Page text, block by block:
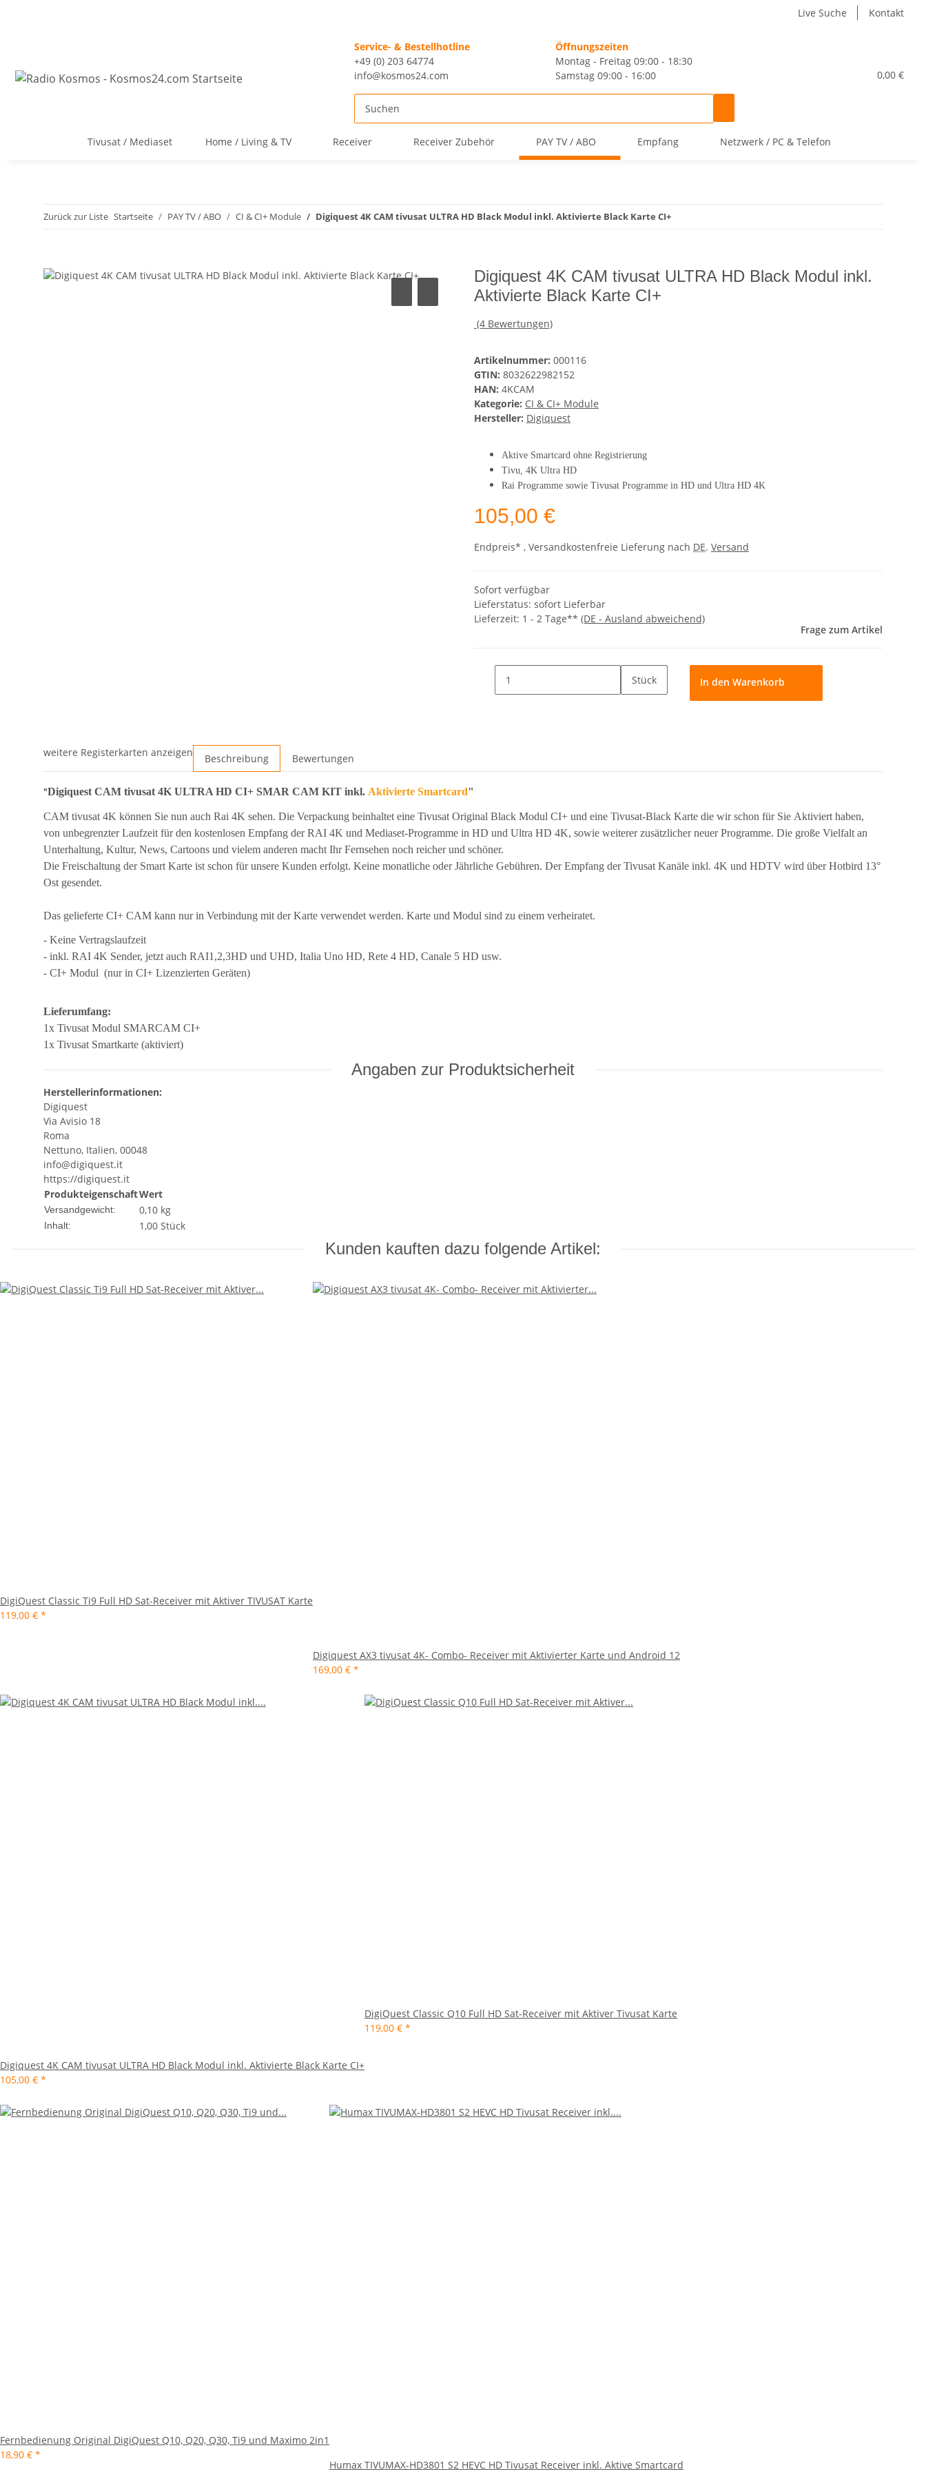
Live Suche Kontakt
Service- & Bestellhotline
+49 (0) 203 64774
info@kosmos24.com
Öffnungszeiten
Montag - Freitag 09:00 - 18:30
Samstag 09:00 - 16:00
0,00 €
Tivusat / Mediaset Home / Living & TV Receiver Receiver Zubehör PAY TV / ABO Empfang Netzwerk / PC & Telefon
Zurück zur Liste Startseite PAY TV / ABO CI & CI+ Module Digiquest 4K CAM tivusat ULTRA HD Black Modul inkl. Aktivierte Black Karte CI+
Digiquest 4K CAM tivusat ULTRA HD Black Modul inkl.
Aktivierte Black Karte CI+
(4 Bewertungen)
Artikelnummer: 000116
GTIN: 8032622982152
HAN: 4KCAM
Kategorie: CI & CI+ Module
Hersteller: Digiquest
Aktive Smartcard ohne Registrierung
Tivu, 4K Ultra HD
Rai Programme sowie Tivusat Programme in HD und Ultra HD 4K
105,00 €
Endpreis* , Versandkostenfreie Lieferung nach DE. Versand
Sofort verfügbar
Lieferstatus: sofort Lieferbar
Lieferzeit: 1 - 2 Tage** (DE - Ausland abweichend)
Frage zum Artikel
Stück In den Warenkorb
weitere Registerkarten anzeigen Beschreibung Bewertungen
"Digiquest CAM tivusat 4K ULTRA HD CI+ SMAR CAM KIT inkl. Aktivierte Smartcard"
CAM tivusat 4K können Sie nun auch Rai 4K sehen. Die Verpackung beinhaltet eine Tivusat Original Black Modul CI+ und eine Tivusat-Black Karte die wir schon für Sie Aktiviert haben,
von unbegrenzter Laufzeit für den kostenlosen Empfang der RAI 4K und Mediaset-Programme in HD und Ultra HD 4K, sowie weiterer zusätzlicher neuer Programme. Die große Vielfalt an
Unterhaltung, Kultur, News, Cartoons und vielem anderen macht Ihr Fernsehen noch reicher und schöner.
Die Freischaltung der Smart Karte ist schon für unsere Kunden erfolgt. Keine monatliche oder Jährliche Gebühren. Der Empfang der Tivusat Kanäle inkl. 4K und HDTV wird über Hotbird 13°
Ost gesendet.
Das gelieferte CI+ CAM kann nur in Verbindung mit der Karte verwendet werden. Karte und Modul sind zu einem verheiratet.
- Keine Vertragslaufzeit
- inkl. RAI 4K Sender, jetzt auch RAI1,2,3HD und UHD, Italia Uno HD, Rete 4 HD, Canale 5 HD usw.
- CI+ Modul (nur in CI+ Lizenzierten Geräten)
Lieferumfang:
1x Tivusat Modul SMARCAM CI+
1x Tivusat Smartkarte (aktiviert)
Angaben zur Produktsicherheit
Herstellerinformationen:
Digiquest
Via Avisio 18
Roma
Nettuno, Italien, 00048
info@digiquest.it
https://digiquest.it
ProdukteigenschaftWert
Versandgewicht: 0,10 kg
Inhalt: 1,00 Stück
Kunden kauften dazu folgende Artikel:
DigiQuest Classic Ti9 Full HD Sat-Receiver mit Aktiver TIVUSAT Karte
119,00 € *
Digiquest AX3 tivusat 4K- Combo- Receiver mit Aktivierter Karte und Android 12
169,00 € *
Digiquest 4K CAM tivusat ULTRA HD Black Modul inkl. Aktivierte Black Karte CI+
105,00 € *
DigiQuest Classic Q10 Full HD Sat-Receiver mit Aktiver Tivusat Karte
119,00 € *
Fernbedienung Original DigiQuest Q10, Q20, Q30, Ti9 und Maximo 2in1
18,90 € *
Humax TIVUMAX-HD3801 S2 HEVC HD Tivusat Receiver inkl. Aktive Smartcard